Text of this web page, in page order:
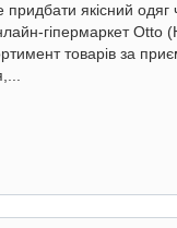
придбати якісний одяг
гіпермаркет Otto
товарів за